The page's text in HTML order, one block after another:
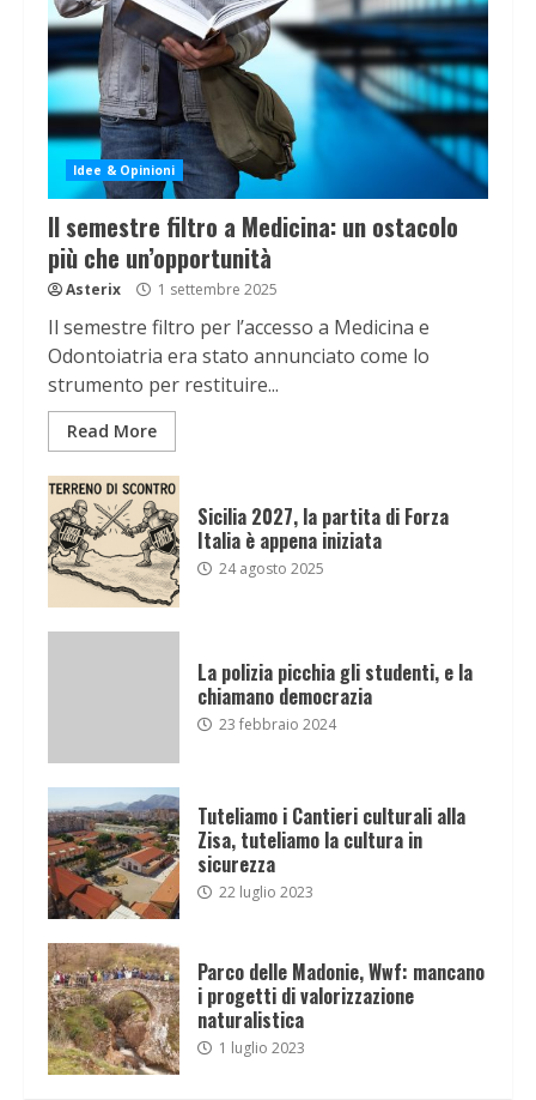
Idee & Opinioni
Il semestre filtro a Medicina: un ostacolo
più che un’opportunità
Asterix 1 settembre 2025
Il semestre filtro per l’accesso a Medicina e
Odontoiatria era stato annunciato come lo
strumento per restituire...
Read More
Sicilia 2027, la partita di Forza
Italia è appena iniziata
24 agosto 2025
La polizia picchia gli studenti, e la
chiamano democrazia
23 febbraio 2024
Tuteliamo i Cantieri culturali alla
Zisa, tuteliamo la cultura in
sicurezza
22 luglio 2023
Parco delle Madonie, Wwf: mancano
i progetti di valorizzazione
naturalistica
1 luglio 2023